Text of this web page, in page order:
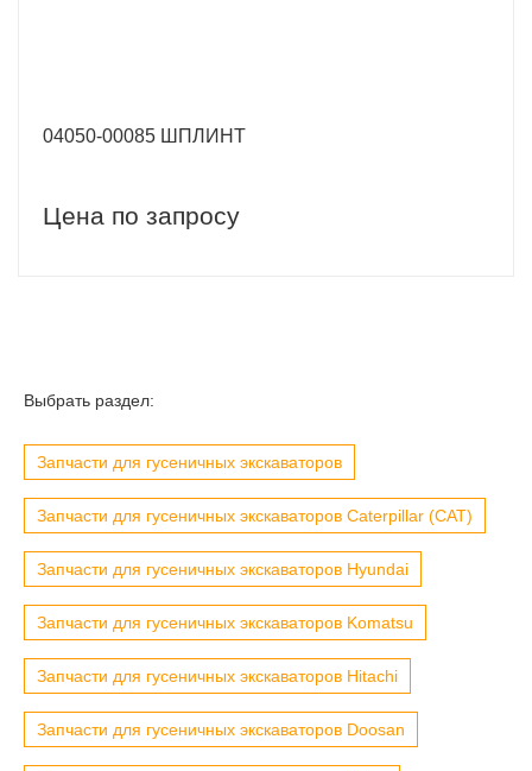
04050-00085 ШПЛИНТ
Цена по запросу
Выбрать раздел:
Запчасти для гусеничных экскаваторов
Запчасти для гусеничных экскаваторов Caterpillar (CAT)
Запчасти для гусеничных экскаваторов Hyundai
Запчасти для гусеничных экскаваторов Komatsu
Запчасти для гусеничных экскаваторов Hitachi
Запчасти для гусеничных экскаваторов Doosan